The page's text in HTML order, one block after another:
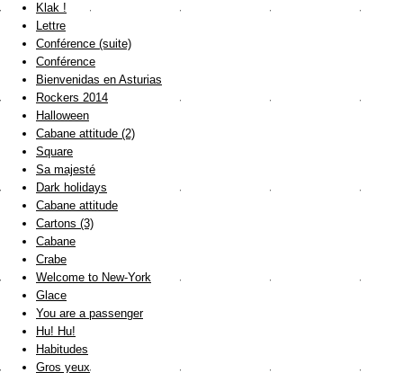
Klak !
Lettre
Conférence (suite)
Conférence
Bienvenidas en Asturias
Rockers 2014
Halloween
Cabane attitude (2)
Square
Sa majesté
Dark holidays
Cabane attitude
Cartons (3)
Cabane
Crabe
Welcome to New-York
Glace
You are a passenger
Hu! Hu!
Habitudes
Gros yeux